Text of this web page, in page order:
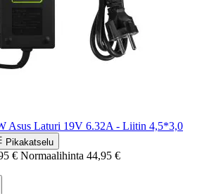
Asus Laturi 19V 6.32A - Liitin 4,5*3,0
Pikakatselu
€ Normaalihinta 44,95 €